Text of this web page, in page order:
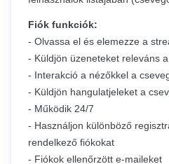
Fiók funkciók:
- Olvassa el és elemezze a
- Küldjön üzeneteket releváns
- Interakció a nézőkkel a
- Küldjön hangulatjeleket a
- Működik 24/7
- Használjon különböző
rendelkező fiókokat
- Fiókok ellenőrzött e-maileket